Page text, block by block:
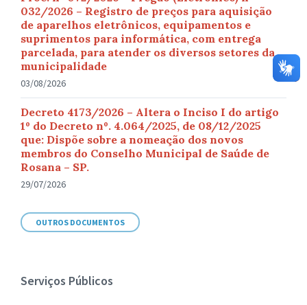
032/2026 – Registro de preços para aquisição
de aparelhos eletrônicos, equipamentos e
suprimentos para informática, com entrega
parcelada, para atender os diversos setores da
municipalidade
03/08/2026
Decreto 4173/2026 – Altera o Inciso I do artigo
1º do Decreto nº. 4.064/2025, de 08/12/2025
que: Dispõe sobre a nomeação dos novos
membros do Conselho Municipal de Saúde de
Rosana – SP.
29/07/2026
OUTROS DOCUMENTOS
Serviços Públicos